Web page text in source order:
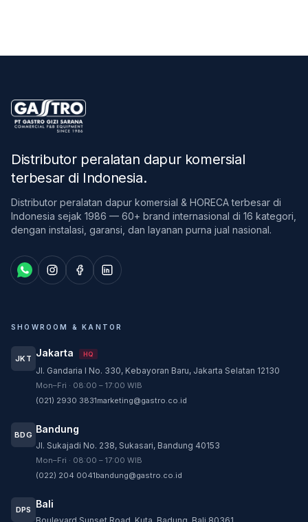
Distributor peralatan dapur komersial
terbesar di Indonesia.
Distributor peralatan dapur komersial & HORECA terbesar di
Indonesia sejak 1986 — 60+ brand internasional di 16 kategori,
dengan instalasi, garansi, dan layanan purna jual nasional.
SHOWROOM & KANTOR
JKT Jakarta HQ
Jl. Gandaria I No. 330, Kebayoran Baru, Jakarta Selatan 12130
Mon–Fri · 08:00 – 17:00 WIB
(021) 2930 3831marketing@gastro.co.id
BDG Bandung
Jl. Sukajadi No. 238, Sukasari, Bandung 40153
Mon–Fri · 08:00 – 17:00 WIB
(022) 204 0041bandung@gastro.co.id
DPS Bali
Customer Service
sesuai kebutuhan Anda.
Tim biasanya membalas dalam beberapa menit.
CS - Tanya Produk Gastro